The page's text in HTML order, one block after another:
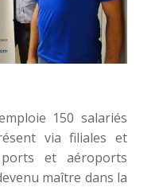
150 salariés
via filiales et
et aéroports
maître dans la